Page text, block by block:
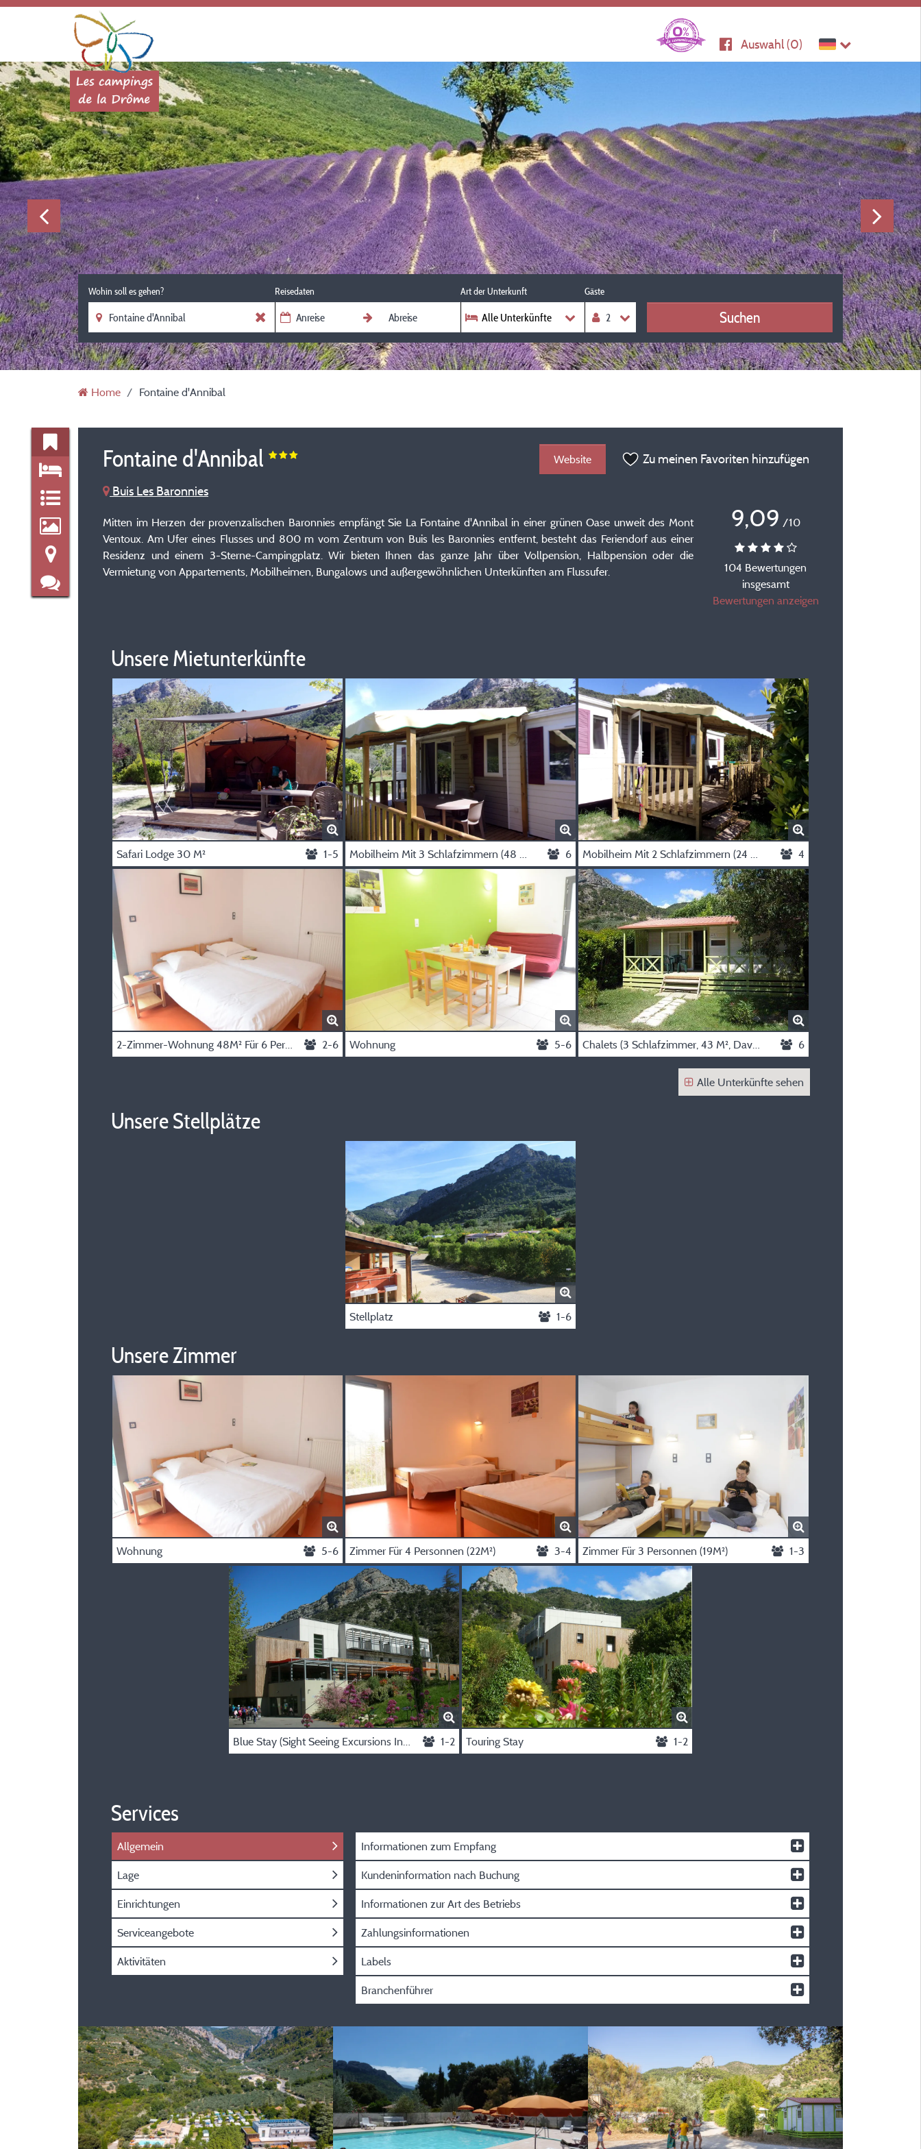
Auswahl (0)
Wohin soll es gehen? Reisedaten Art der Unterkunft
Alle Unterkünfte
Gäste
Suchen
Home Fontaine d'Annibal
Fontaine d'Annibal
Buis Les Baronnies
Website Zu meinen Favoriten hinzufügen
Mitten im Herzen der provenzalischen Baronnies empfängt Sie La Fontaine d'Annibal in einer grünen Oase unweit des Mont
Ventoux. Am Ufer eines Flusses und 800 m vom Zentrum von Buis les Baronnies entfernt, besteht das Feriendorf aus einer
Residenz und einem 3-Sterne-Campingplatz. Wir bieten Ihnen das ganze Jahr über Vollpension, Halbpension oder die
Vermietung von Appartements, Mobilheimen, Bungalows und außergewöhnlichen Unterkünften am Flussufer.
9,09 /10
104 Bewertungen
insgesamt
Bewertungen anzeigen
Unsere Mietunterkünfte
Safari Lodge 30 M² 1-5 Mobilheim Mit 3 Schlafzimmern (48 M², Davon 11 M² Terrasse) 6 Mobilheim Mit 2 Schlafzimmern (24 Bis 27 M², Davon 11 M² Terrasse) 4
2-Zimmer-Wohnung 48M² Für 6 Personen 2-6 Wohnung 5-6 Chalets (3 Schlafzimmer, 43 M², Davon 14 M² Terrasse) 6
Alle Unterkünfte sehen
Unsere Stellplätze
Stellplatz 1-6
Unsere Zimmer
Wohnung 5-6 Zimmer Für 4 Personnen (22M²) 3-4 Zimmer Für 3 Personnen (19M²) 1-3
Blue Stay (Sight Seeing Excursions Included) 1-2 Touring Stay 1-2
Services
Allgemein
Lage
Einrichtungen
Serviceangebote
Aktivitäten
Informationen zum Empfang
Kundeninformation nach Buchung
Informationen zur Art des Betriebs
Zahlungsinformationen
Labels
Branchenführer